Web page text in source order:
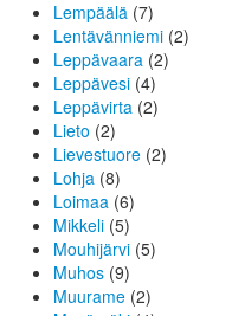
Lempäälä (7)
Lentävänniemi (2)
Leppävaara (2)
Leppävesi (4)
Leppävirta (2)
Lieto (2)
Lievestuore (2)
Lohja (8)
Loimaa (6)
Mikkeli (5)
Mouhijärvi (5)
Muhos (9)
Muurame (2)